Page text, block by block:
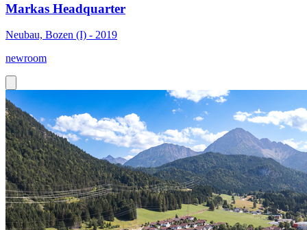
Markas Headquarter
Neubau, Bozen (I) - 2019
newroom